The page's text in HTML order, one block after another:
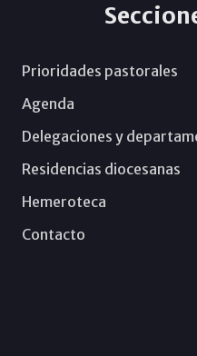
Prioridades pastorales
Agenda
Delegaciones y
Residencias diocesanas
Hemeroteca
Contacto